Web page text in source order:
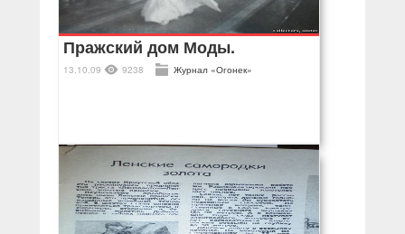
Пражский дом Моды.
13.10.09 9238 Журнал «Огонек»